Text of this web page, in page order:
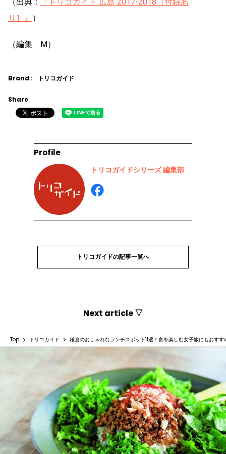
り］』 ）
（編集 M）
Brand : トリコガイド
Share
Profile
トリコガイドシリーズ 編集部
トリコガイドの記事一覧へ
Next article ▽
Top トリコガイド 鎌倉のおしゃれなランチスポット11選！食を楽しむ女子旅にもおすす